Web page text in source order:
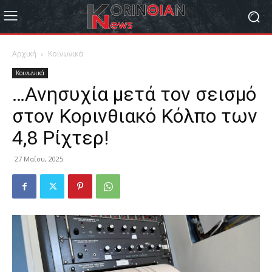
Αρχική Κοινωνικά
Κοινωνικά
…Ανησυχία μετά τον σεισμό
στον Κορινθιακό Κόλπο των
4,8 Ρίχτερ!
27 Μαΐου, 2025